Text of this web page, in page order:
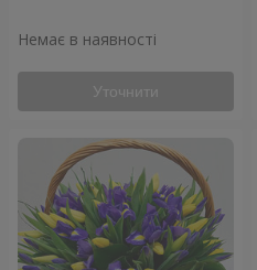
Немає в наявності
Уточнити